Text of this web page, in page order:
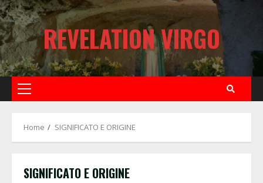
Skip
to
content
REVELATION VIRGO
Primary
Home SIGNIFICATO E ORIGINE
SIGNIFICATO E ORIGINE